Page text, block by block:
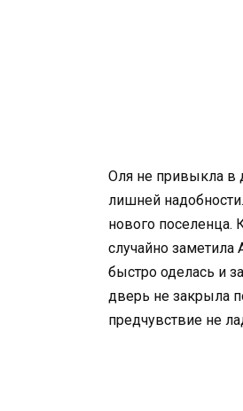
Оля не привыкла в
лишней
нового поселенца.
случайно заметила
быстро оделась и
дверь не закрыла
предчувствие не